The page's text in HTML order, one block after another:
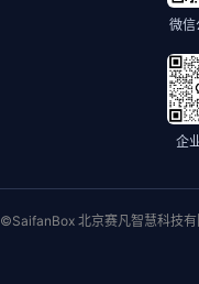
微信
企
©SaifanBox 北京赛凡智慧科技